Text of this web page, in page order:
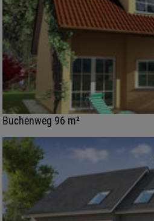
Buchenweg 96 m²